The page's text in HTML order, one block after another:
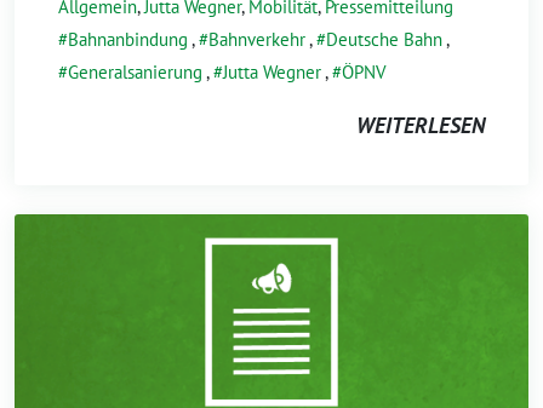
Allgemein,Jutta Wegner, Mobilität, Pressemitteilung
Bahnanbindung , Bahnverkehr, Deutsche Bahn,
Generalsanierung , Jutta Wegner, ÖPNV
WEITERLESEN